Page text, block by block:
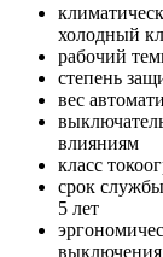
холодный
рабочий
степень
вес
влияниям
класс
срок
5 лет
выключения